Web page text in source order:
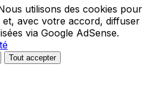
utilisons des cookies pour
avec votre accord, diffuser
via Google AdSense.
Tout accepter